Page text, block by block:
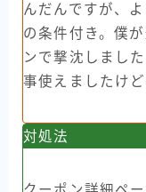
んだんですが、
の条件付き。僕
ンで撃沈しまし
事使えましたけ
対処法